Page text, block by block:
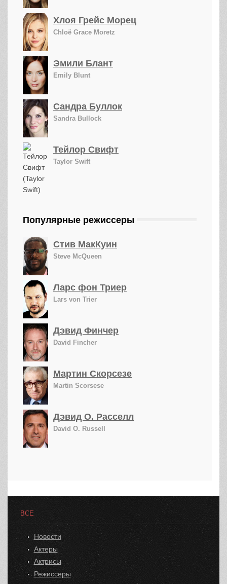
Хлоя Грейс Морец
Chloë Grace Moretz
Эмили Блант
Emily Blunt
Сандра Буллок
Sandra Bullock
Тейлор Свифт
Taylor Swift
Популярные режиссеры
Стив МакКуин
Steve McQueen
Ларс фон Триер
Lars von Trier
Дэвид Финчер
David Fincher
Мартин Скорсезе
Martin Scorsese
Дэвид О. Расселл
David O. Russell
ВСЕ
Новости
Актеры
Актрисы
Режиссеры